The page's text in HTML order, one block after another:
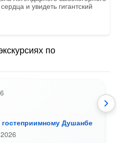
и увидеть гигантский
по
Душанбе